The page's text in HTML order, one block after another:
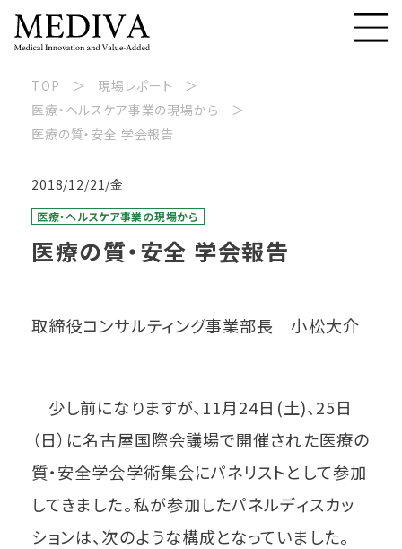
TOP
現場レポート
医療・ヘルスケア事業の現場から
医療の質・安全 学会報告
2018/12/21/金
医療・ヘルスケア事業の現場から
医療の質・安全 学会報告
取締役コンサルティング事業部長 小松大介
少し前になりますが、11月24日(土)、25日
（日）に名古屋国際会議場で開催された医療の
質・安全学会学術集会にパネリストとして参加
してきました。私が参加したパネルディスカッ
ションは、次のような構成となっていました。